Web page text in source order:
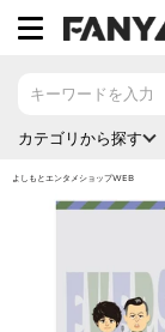
コ
カテゴリから探す
よしもとエンタメショップWEB